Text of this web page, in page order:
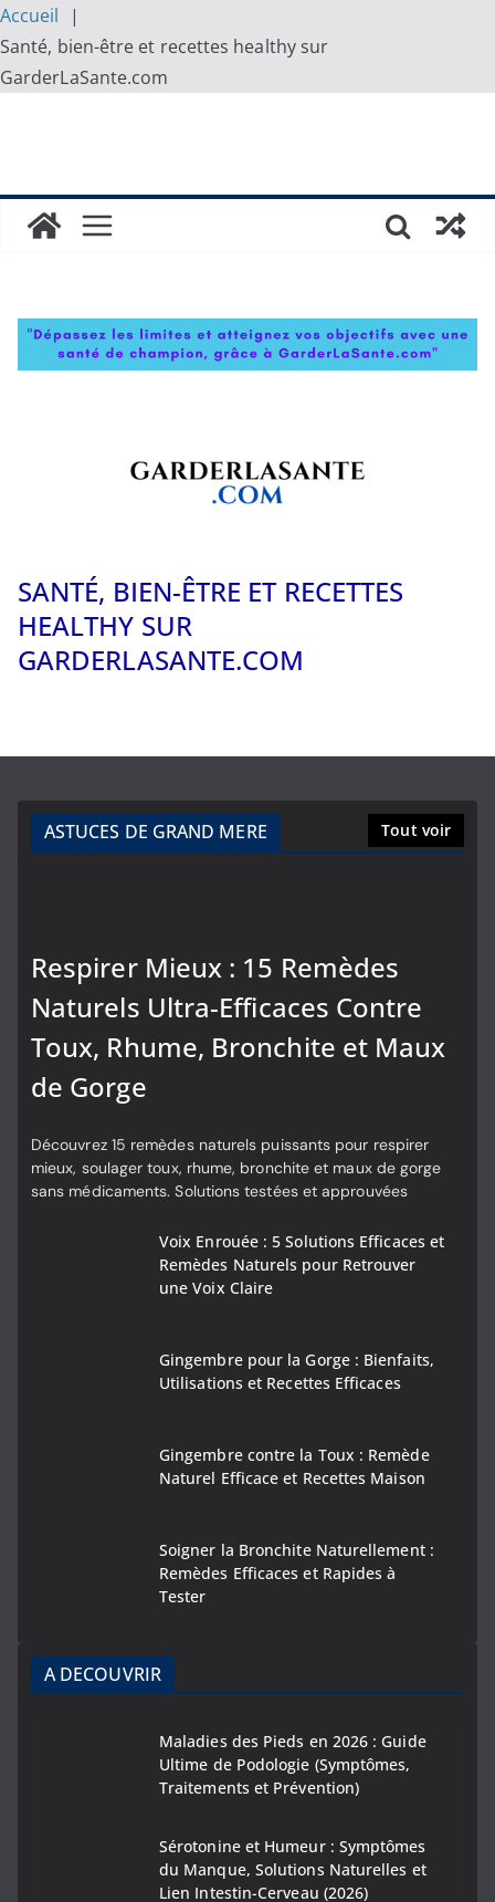
Accueil
Santé, bien-être et recettes healthy sur
GarderLaSante.com
SANTÉ, BIEN-ÊTRE ET RECETTES
HEALTHY SUR
GARDERLASANTE.COM
ASTUCES DE GRAND MERE Tout voir
Respirer Mieux : 15 Remèdes
Naturels Ultra-Efficaces Contre
Toux, Rhume, Bronchite et Maux
de Gorge
Découvrez 15 remèdes naturels puissants pour respirer
mieux, soulager toux, rhume, bronchite et maux de gorge
sans médicaments. Solutions testées et approuvées
Voix Enrouée : 5 Solutions Efficaces et
Remèdes Naturels pour Retrouver
une Voix Claire
Gingembre pour la Gorge : Bienfaits,
Utilisations et Recettes Efficaces
Gingembre contre la Toux : Remède
Naturel Efficace et Recettes Maison
Soigner la Bronchite Naturellement :
Remèdes Efficaces et Rapides à
Tester
A DECOUVRIR
Maladies des Pieds en 2026 : Guide
Ultime de Podologie (Symptômes,
Traitements et Prévention)
Sérotonine et Humeur : Symptômes
du Manque, Solutions Naturelles et
Lien Intestin-Cerveau (2026)